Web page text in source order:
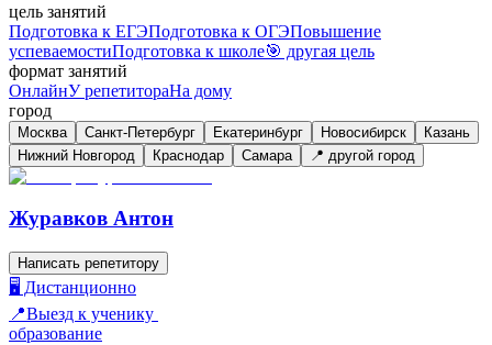
цель занятий
Подготовка к ЕГЭПодготовка к ОГЭПовышение
успеваемостиПодготовка к школе🎯 другая цель
формат занятий
ОнлайнУ репетитораНа дому
город
Москва Санкт-Петербург Екатеринбург Новосибирск
Казань
Нижний Новгород
Краснодар Самара 📍 другой город
Журавков Антон
Написать репетитору
🖥️ Дистанционно
📍Выезд к ученику
образование